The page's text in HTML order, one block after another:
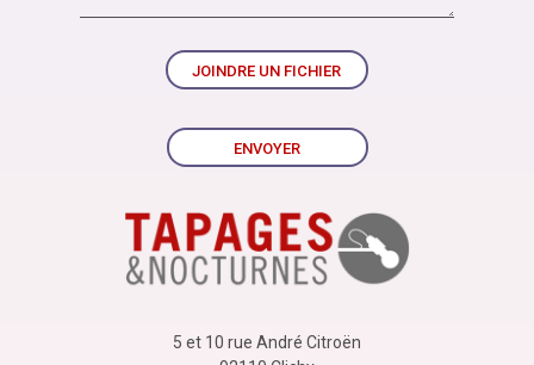
5 et 10 rue André Citroën
JOINDRE UN FICHIER
ENVOYER